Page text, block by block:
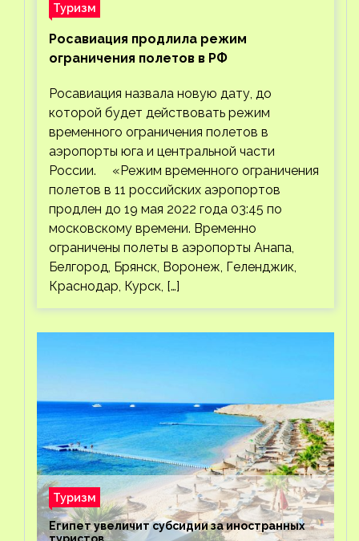
Туризм
Росавиация продлила режим
ограничения полетов в РФ
Росавиация назвала новую дату, до
которой будет действовать режим
временного ограничения полетов в
аэропорты юга и центральной части
России. «Режим временного ограничения
полетов в 11 российских аэропортов
продлен до 19 мая 2022 года 03:45 по
московскому времени. Временно
ограничены полеты в аэропорты Анапа,
Белгород, Брянск, Воронеж, Геленджик,
Краснодар, Курск, […]
Туризм
Египет увеличит субсидии за иностранных